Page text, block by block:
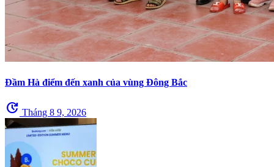
Đầm Hà điểm đến xanh của vùng Đông Bắc
update Tháng 8 9, 2026